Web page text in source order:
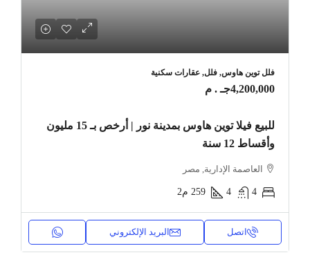
فلل توين هاوس, فلل, عقارات سكنية
4,200,000جـ . م
للبيع فيلا توين هاوس بمدينة نور | أرخص بـ 15 مليون
وأقساط 12 سنة
العاصمة الإدارية, مصر
4
4
259 م2
اتصل البريد الإلكتروني